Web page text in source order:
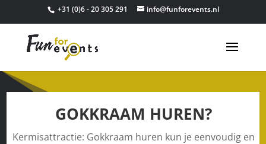
+31 (0)6 - 20 305 291 info@funforevents.nl
GOKKRAAM HUREN?
Kermisattractie: Gokkraam huren kun je eenvoudig en